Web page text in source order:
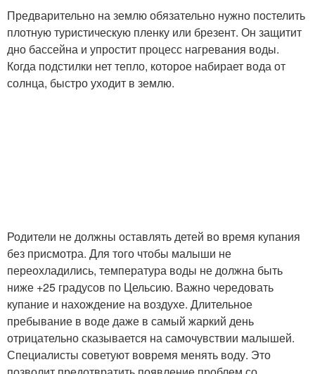
Предварительно на землю обязательно нужно постелить
плотную туристическую пленку или брезент. Он защитит
дно бассейна и упростит процесс нагревания воды.
Когда подстилки нет тепло, которое набирает вода от
солнца, быстро уходит в землю.
Родители не должны оставлять детей во время купания
без присмотра. Для того чтобы малыши не
переохладились, температура воды не должна быть
ниже +25 градусов по Цельсию. Важно чередовать
купание и нахождение на воздухе. Длительное
пребывание в воде даже в самый жаркий день
отрицательно сказывается на самочувствии малышей.
Специалисты советуют вовремя менять воду. Это